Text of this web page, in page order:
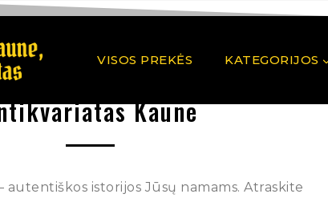
VISOS PREKĖS KATEGORIJOS
Kaune
autentiškos istorijos Jūsų namams. Atraskite